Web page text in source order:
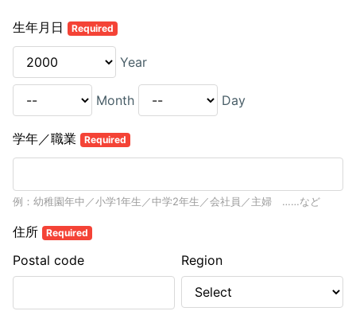
生年月日 Required
Year
Month Day
学年／職業 Required
例：幼稚園年中／小学1年生／中学2年生／会社員／主婦 ……など
住所 Required
Postal code Region